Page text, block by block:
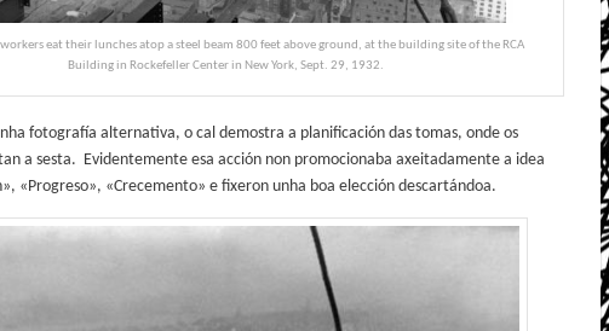
eat their lunches atop a steel beam 800 feet above ground, at the building site of the RCA
Building in Rockefeller Center in New York, Sept. 29, 1932.
fotografía alternativa, o cal demostra a planificación das tomas, onde os
a sesta. Evidentemente esa acción non promocionaba axeitadamente a idea
«Progreso», «Crecemento» e fixeron unha boa elección descartándoa.